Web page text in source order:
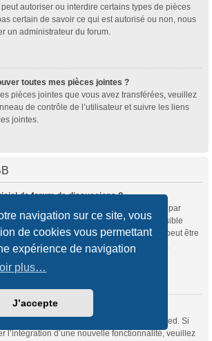
navigation sur ce site, vous
de cookies vous permettant
expérience de navigation
plus…
J’accepte
autoriser ou interdire certains types de pièces
certain de savoir ce qui est autorisé ou non, nous
un administrateur du forum.
toutes mes pièces jointes ?
pièces jointes que vous avez transférées, veuillez
de contrôle de l’utilisateur et suivre les liens
jointes.
de forum de discussions ?
forme non modifiée) est produit et distribué par
le légitime propriétaire. Il est rendu accessible
Générale GNU version 2 (GPL-2.0) » et peut être
plus d’informations, veuillez consulter la
phpBB
X n’est pas disponible ?
et mis sous licence par phpBB Limited. Si
l’intégration d’une nouvelle fonctionnalité, veuillez